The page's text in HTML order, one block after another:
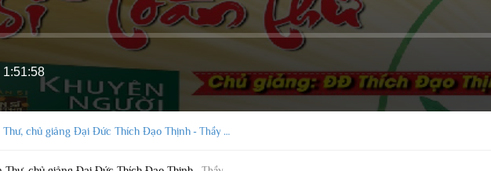
1:51:58
Thư, chủ giảng Đại Đức Thích Đạo Thịnh - Thầy Thích Đạo Thịnh